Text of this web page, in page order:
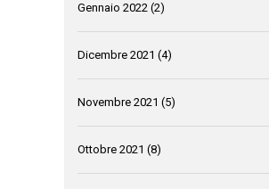
Gennaio 2022 (2)
Dicembre 2021 (4)
Novembre 2021 (5)
Ottobre 2021 (8)